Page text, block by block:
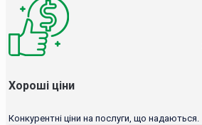
Хороші ціни
Конкурентні ціни на послуги, що надаються.